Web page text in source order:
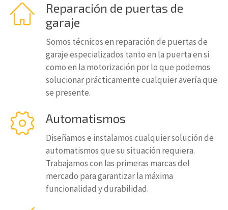
Reparación de puertas de
garaje
Somos técnicos en reparación de puertas de
garaje especializados tanto en la puerta en si
como en la motorización por lo que podemos
solucionar prácticamente cualquier avería que
se presente.
Automatismos
Diseñamos e instalamos cualquier solución de
automatismos que su situación requiera.
Trabajamos con las primeras marcas del
mercado para garantizar la máxima
funcionalidad y durabilidad.